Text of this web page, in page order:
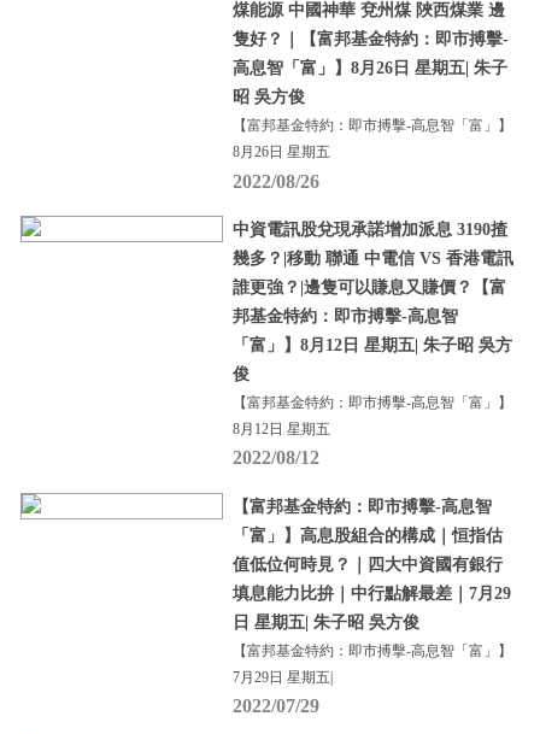
煤能源 中國神華 兗州煤 陜西煤業 邊
隻好？｜【富邦基金特約：即市搏擊-
高息智「富」】8月26日 星期五| 朱子
昭 吳方俊
【富邦基金特約：即市搏擊-高息智「富」】
8月26日 星期五
2022/08/26
中資電訊股兌現承諾增加派息 3190揸
幾多？|移動 聯通 中電信 VS 香港電訊
誰更強？|邊隻可以賺息又賺價？【富
邦基金特約：即市搏擊-高息智
「富」】8月12日 星期五| 朱子昭 吳方
俊
【富邦基金特約：即市搏擊-高息智「富」】
8月12日 星期五
2022/08/12
【富邦基金特約：即市搏擊-高息智
「富」】高息股組合的構成｜恒指估
值低位何時見？｜四大中資國有銀行
填息能力比拚｜中行點解最差｜7月29
日 星期五| 朱子昭 吳方俊
【富邦基金特約：即市搏擊-高息智「富」】
7月29日 星期五|
2022/07/29